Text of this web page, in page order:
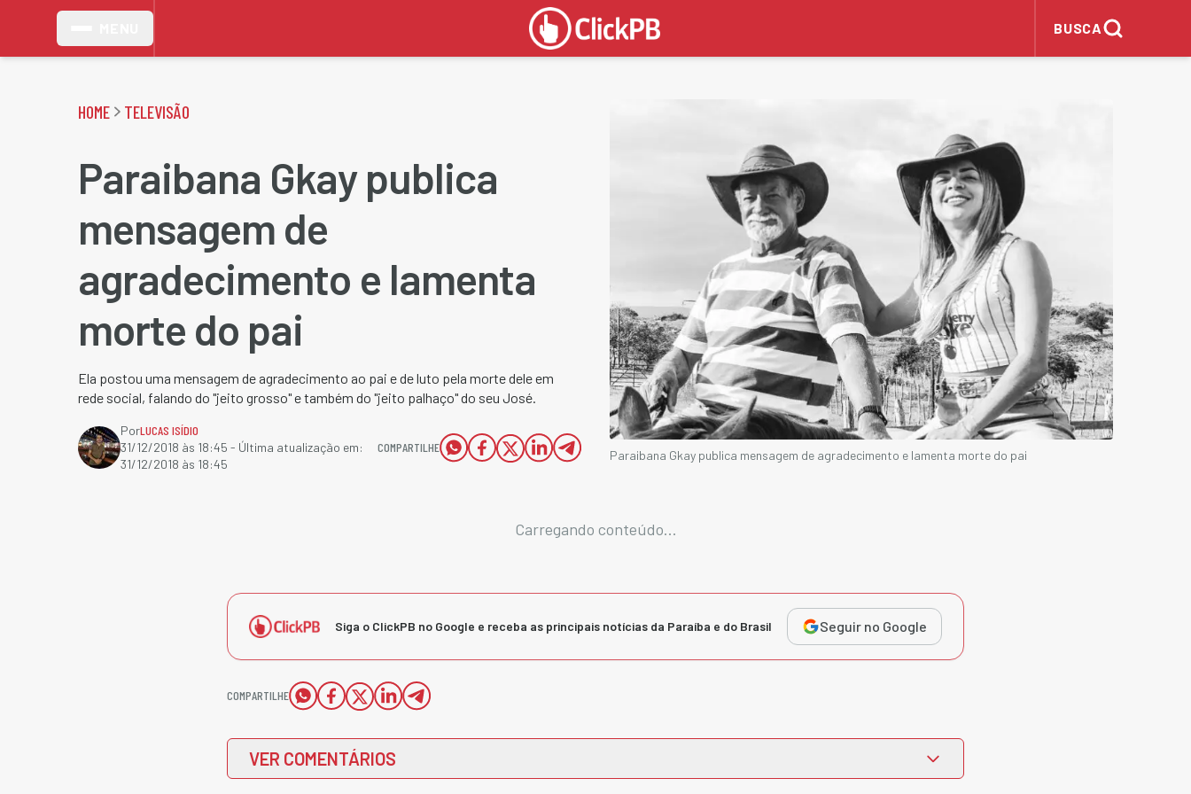
BUSCA
HOME TELEVISÃO
Paraibana Gkay publica
mensagem de
agradecimento e lamenta
morte do pai
Ela postou uma mensagem de agradecimento ao pai e de luto pela morte dele em
rede social, falando do "jeito grosso" e também do "jeito palhaço" do seu José.
PorLUCAS ISÍDIO
31/12/2018 às 18:45 - Última atualização em:
31/12/2018 às 18:45
COMPARTILHE
Paraibana Gkay publica mensagem de agradecimento e lamenta morte do pai
Carregando conteúdo...
Siga o ClickPB no Google e receba as principais notícias da Paraíba e do Brasil Seguir no Google
COMPARTILHE
VER COMENTÁRIOS